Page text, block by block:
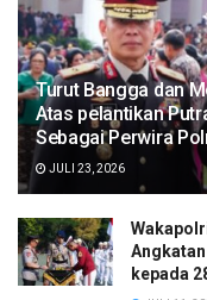
Turut Bangga dan
Atas pelantikan
Sebagai Perwira
JULI 23, 2026
kepada